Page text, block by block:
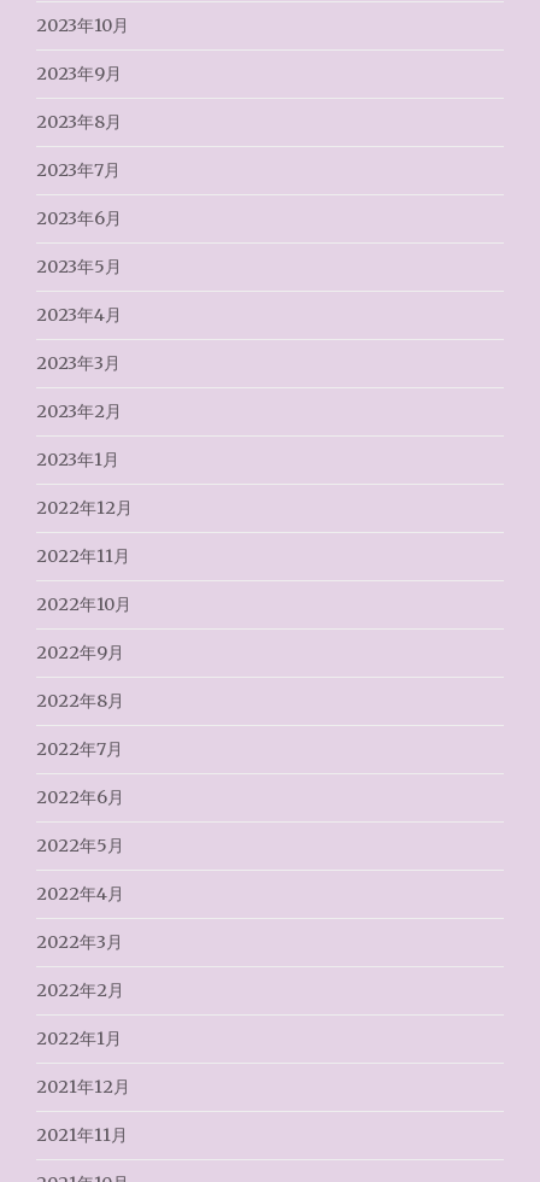
2023年10月
2023年9月
2023年8月
2023年7月
2023年6月
2023年5月
2023年4月
2023年3月
2023年2月
2023年1月
2022年12月
2022年11月
2022年10月
2022年9月
2022年8月
2022年7月
2022年6月
2022年5月
2022年4月
2022年3月
2022年2月
2022年1月
2021年12月
2021年11月